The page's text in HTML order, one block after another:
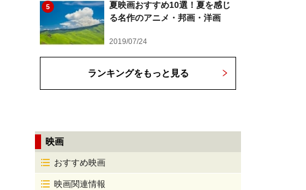
5
夏映画おすすめ10選！夏を感じ
る名作のアニメ・邦画・洋画
2019/07/24
ランキングをもっと見る
映画
おすすめ映画
映画関連情報